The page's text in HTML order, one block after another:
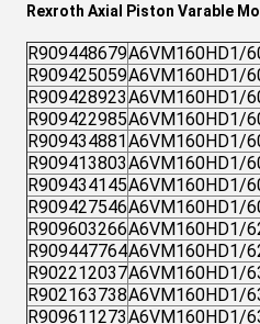
Rexroth Axial Piston Varable
R909448679A6VM160HD1/
R909425059A6VM160HD1/
R909428923A6VM160HD1/
R909422985A6VM160HD1/
R909434881A6VM160HD1/
R909413803A6VM160HD1/
R909434145A6VM160HD1/
R909427546A6VM160HD1/
R909603266A6VM160HD1/
R909447764A6VM160HD1/
R902212037A6VM160HD1/
R902163738A6VM160HD1/
R909611273A6VM160HD1/